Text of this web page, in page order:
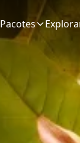
Pacotes